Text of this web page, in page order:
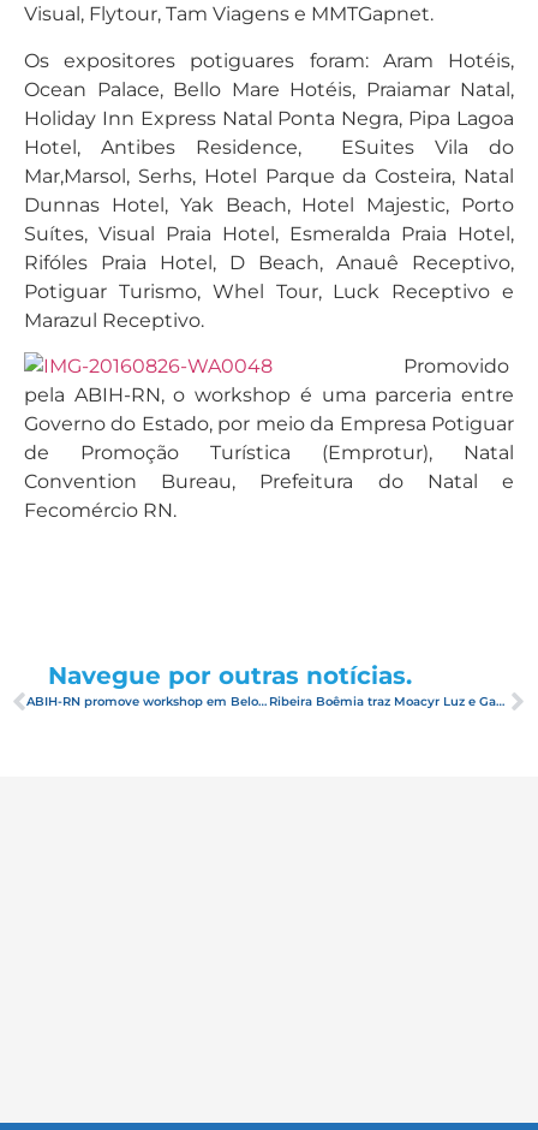
Visual, Flytour, Tam Viagens e MMTGapnet.
Os expositores potiguares foram: Aram Hotéis,
Ocean Palace, Bello Mare Hotéis, Praiamar Natal,
Holiday Inn Express Natal Ponta Negra, Pipa Lagoa
Hotel, Antibes Residence, ESuites Vila do
Mar,Marsol, Serhs, Hotel Parque da Costeira, Natal
Dunnas Hotel, Yak Beach, Hotel Majestic, Porto
Suítes, Visual Praia Hotel, Esmeralda Praia Hotel,
Rifóles Praia Hotel, D Beach, Anauê Receptivo,
Potiguar Turismo, Whel Tour, Luck Receptivo e
Marazul Receptivo.
Promovido
pela ABIH-RN, o workshop é uma parceria entre
Governo do Estado, por meio da Empresa Potiguar
de Promoção Turística (Emprotur), Natal
Convention Bureau, Prefeitura do Natal e
Fecomércio RN.
Navegue por outras notícias.
ABIH-RN promove workshop em Belo Horizonte Ribeira Boêmia traz Moacyr Luz e Gabriel Cavalcante a Natal